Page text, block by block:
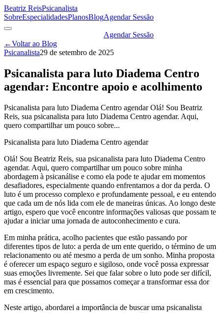
Beatriz ReisPsicanalista
SobreEspecialidadesPlanosBlogAgendar Sessão
Agendar Sessão
←Voltar ao Blog
Psicanalista29 de setembro de 2025
Psicanalista para luto Diadema Centro
agendar: Encontre apoio e acolhimento
Psicanalista para luto Diadema Centro agendar Olá! Sou Beatriz
Reis, sua psicanalista para luto Diadema Centro agendar. Aqui,
quero compartilhar um pouco sobre...
Psicanalista para luto Diadema Centro agendar
Olá! Sou Beatriz Reis, sua psicanalista para luto Diadema Centro
agendar. Aqui, quero compartilhar um pouco sobre minha
abordagem à psicanálise e como ela pode te ajudar em momentos
desafiadores, especialmente quando enfrentamos a dor da perda. O
luto é um processo complexo e profundamente pessoal, e eu entendo
que cada um de nós lida com ele de maneiras únicas. Ao longo deste
artigo, espero que você encontre informações valiosas que possam te
ajudar a iniciar uma jornada de autoconhecimento e cura.
Em minha prática, acolho pacientes que estão passando por
diferentes tipos de luto: a perda de um ente querido, o término de um
relacionamento ou até mesmo a perda de um sonho. Minha proposta
é oferecer um espaço seguro e sigiloso, onde você possa expressar
suas emoções livremente. Sei que falar sobre o luto pode ser difícil,
mas é essencial para que possamos começar a transformar essa dor
em crescimento.
Neste artigo, abordarei a importância de buscar uma psicanalista